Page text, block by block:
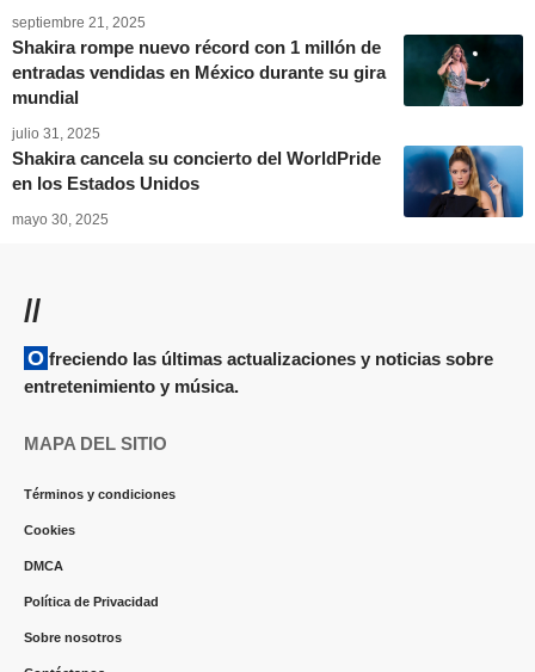
septiembre 21, 2025
Shakira rompe nuevo récord con 1 millón de
entradas vendidas en México durante su gira
mundial
julio 31, 2025
Shakira cancela su concierto del WorldPride
en los Estados Unidos
mayo 30, 2025
//
Ofreciendo las últimas actualizaciones y noticias sobre
entretenimiento y música.
MAPA DEL SITIO
Términos y condiciones
Cookies
DMCA
Política de Privacidad
Sobre nosotros